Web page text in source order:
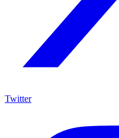
Twitter